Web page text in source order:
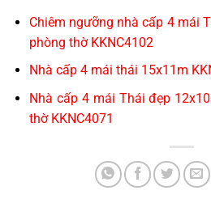
Chiêm ngưỡng nhà cấp 4 mái
phòng thờ KKNC4102
Nhà cấp 4 mái thái 15x11m
Nhà cấp 4 mái Thái đẹp
thờ KKNC4071